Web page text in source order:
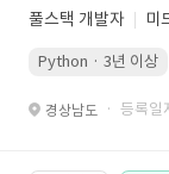
풀스택 개발자 미
Python · 3년 이상
경상남도 · 등록일